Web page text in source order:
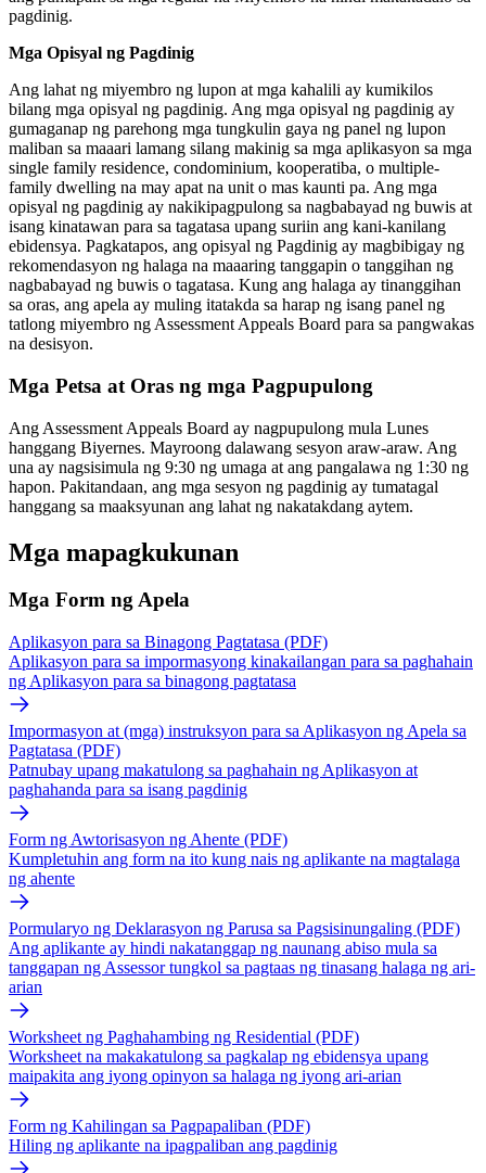
pagdinig.
Mga Opisyal ng Pagdinig
Ang lahat ng miyembro ng lupon at mga kahalili ay kumikilos
bilang mga opisyal ng pagdinig. Ang mga opisyal ng pagdinig ay
gumaganap ng parehong mga tungkulin gaya ng panel ng lupon
maliban sa maaari lamang silang makinig sa mga aplikasyon sa mga
single family residence, condominium, kooperatiba, o multiple-
family dwelling na may apat na unit o mas kaunti pa. Ang mga
opisyal ng pagdinig ay nakikipagpulong sa nagbabayad ng buwis at
isang kinatawan para sa tagatasa upang suriin ang kani-kanilang
ebidensya. Pagkatapos, ang opisyal ng Pagdinig ay magbibigay ng
rekomendasyon ng halaga na maaaring tanggapin o tanggihan ng
nagbabayad ng buwis o tagatasa. Kung ang halaga ay tinanggihan
sa oras, ang apela ay muling itatakda sa harap ng isang panel ng
tatlong miyembro ng Assessment Appeals Board para sa pangwakas
na desisyon.
Mga Petsa at Oras ng mga Pagpupulong
Ang Assessment Appeals Board ay nagpupulong mula Lunes
hanggang Biyernes. Mayroong dalawang sesyon araw-araw. Ang
una ay nagsisimula ng 9:30 ng umaga at ang pangalawa ng 1:30 ng
hapon. Pakitandaan, ang mga sesyon ng pagdinig ay tumatagal
hanggang sa maaksyunan ang lahat ng nakatakdang aytem.
Mga mapagkukunan
Mga Form ng Apela
Aplikasyon para sa Binagong Pagtatasa (PDF)
Aplikasyon para sa impormasyong kinakailangan para sa paghahain
ng Aplikasyon para sa binagong pagtatasa
Impormasyon at (mga) instruksyon para sa Aplikasyon ng Apela sa
Pagtatasa (PDF)
Patnubay upang makatulong sa paghahain ng Aplikasyon at
paghahanda para sa isang pagdinig
Form ng Awtorisasyon ng Ahente (PDF)
Kumpletuhin ang form na ito kung nais ng aplikante na magtalaga
ng ahente
Pormularyo ng Deklarasyon ng Parusa sa Pagsisinungaling (PDF)
Ang aplikante ay hindi nakatanggap ng naunang abiso mula sa
tanggapan ng Assessor tungkol sa pagtaas ng tinasang halaga ng ari-
arian
Worksheet ng Paghahambing ng Residential (PDF)
Worksheet na makakatulong sa pagkalap ng ebidensya upang
maipakita ang iyong opinyon sa halaga ng iyong ari-arian
Form ng Kahilingan sa Pagpapaliban (PDF)
Hiling ng aplikante na ipagpaliban ang pagdinig